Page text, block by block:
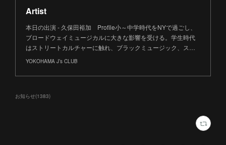
Artist
本日の出演 - 久保田裕加 Profile小～中学時代をNYで過ごし、
ブロードウェイミュージカルに大きな影響を受ける。学生時代
はストリートカルチャーに触れ、ブラックミュージック、ス…
YOKOHAMA J’s CLUB
お知らせ(1383)